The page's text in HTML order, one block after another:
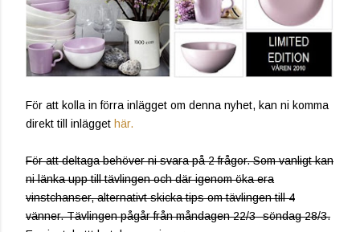
För att kolla in förra inlägget om denna nyhet, kan ni komma
direkt till inlägget här.
För att deltaga behöver ni svara på 2 frågor. Som vanligt kan
ni länka upp till tävlingen och där igenom öka era
vinstchanser, alternativt skicka tips om tävlingen till 4
vänner. Tävlingen pågår från måndagen 22/3- söndag 28/3.